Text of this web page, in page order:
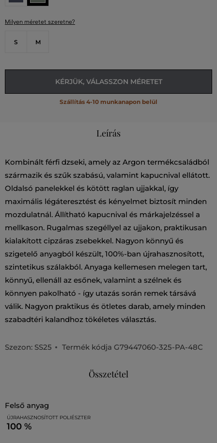
Milyen méretet szeretne?
S M
KÉRJÜK, VÁLASSZON MÉRETET
Szállítás 4-10 munkanapon belül
Leírás
Kombinált férfi dzseki, amely az Argon termékcsaládból
származik és szűk szabású, valamint kapucnival ellátott.
Oldalsó panelekkel és kötött raglan ujjakkal, így
maximális légáteresztést és kényelmet biztosít minden
mozdulatnál. Állítható kapucnival és márkajelzéssel a
mellkason. Rugalmas szegéllyel az ujjakon, praktikusan
kialakított cipzáras zsebekkel. Nagyon könnyű és
szigetelő anyagból készült, 100%-ban újrahasznosított,
szintetikus szálakból. Anyaga kellemesen melegen tart,
könnyű, ellenáll az esőnek, valamint a szélnek és
könnyen pakolható - így utazás során remek társává
válik. Nagyon praktikus és ötletes darab, amely minden
szabadtéri kalandhoz tökéletes választás.
Szezon: SS25 Termék kódja G79447060-325-PA-48C
Összetétel
felső anyag
ÚJRAHASZNOSÍTOTT POLIÉSZTER
100 %